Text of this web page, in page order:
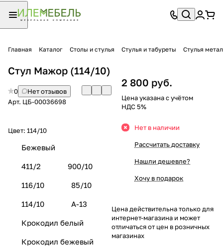
Главная Каталог Столы и стулья Стулья и табуреты Стулья
Стул Мажор (114/10)
0
Нет отзывов
Арт. ЦБ-00036698
Цвет: 114/10
Бежевый
411/2 900/10
116/10 85/10
114/10 А-13
Крокодил белый
Крокодил бежевый
2 800 руб.
Цена указана с учётом
НДС 5%
Нет в наличии
Рассчитать доставку
Нашли дешевле?
Хочу в подарок
Цена действительна только для
интернет-магазина и может
отличаться от цен в розничных
магазинах